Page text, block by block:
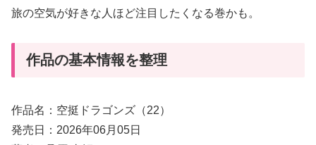
旅の空気が好きな人ほど注目したくなる巻かも。
作品の基本情報を整理
作品名：空挺ドラゴンズ（22）
発売日：2026年06月05日